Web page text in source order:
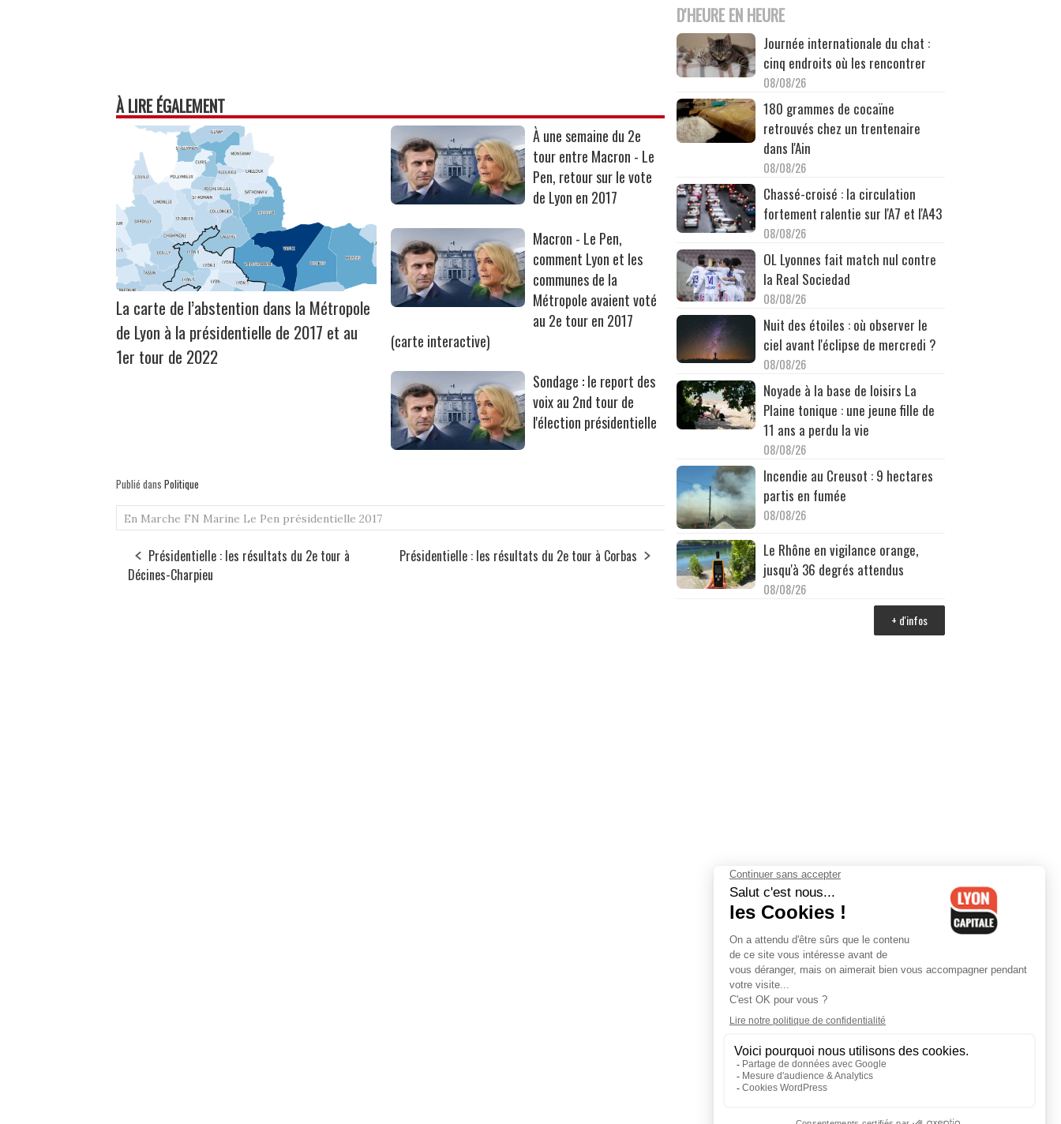
À LIRE ÉGALEMENT
La carte de l’abstention dans la Métropole
de Lyon à la présidentielle de 2017 et au
1er tour de 2022
À une semaine du 2e
tour entre Macron - Le
Pen, retour sur le vote
de Lyon en 2017
Macron - Le Pen,
comment Lyon et les
communes de la
Métropole avaient voté
au 2e tour en 2017
(carte interactive)
Sondage : le report des
voix au 2nd tour de
l'élection présidentielle
Publié dans Politique
En Marche FN Marine Le Pen présidentielle 2017
Présidentielle : les résultats du 2e tour à
Décines-Charpieu
Présidentielle : les résultats du 2e tour à Corbas
D'HEURE EN HEURE
Journée internationale du chat :
cinq endroits où les rencontrer
08/08/26
180 grammes de cocaïne
retrouvés chez un trentenaire
dans l'Ain
08/08/26
Chassé-croisé : la circulation
fortement ralentie sur l'A7 et l'A43
08/08/26
OL Lyonnes fait match nul contre
la Real Sociedad
08/08/26
Nuit des étoiles : où observer le
ciel avant l'éclipse de mercredi ?
08/08/26
Noyade à la base de loisirs La
Plaine tonique : une jeune fille de
11 ans a perdu la vie
08/08/26
Incendie au Creusot : 9 hectares
partis en fumée
08/08/26
Le Rhône en vigilance orange,
jusqu'à 36 degrés attendus
08/08/26
+ d'infos